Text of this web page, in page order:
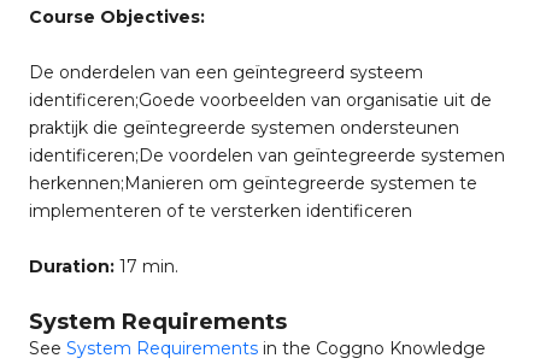
Course Objectives:
De onderdelen van een geïntegreerd systeem
identificeren;Goede voorbeelden van organisatie uit de
praktijk die geïntegreerde systemen ondersteunen
identificeren;De voordelen van geïntegreerde systemen
herkennen;Manieren om geïntegreerde systemen te
implementeren of te versterken identificeren
Duration: 17 min.
System Requirements
See System Requirements in the Coggno Knowledge